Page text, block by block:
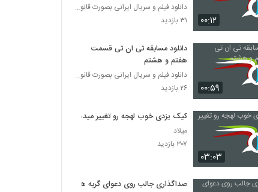
۰۰:۱۲
دانلود فیلم و سریال ایرانی بصورت قانونی
۳۱ بازدید
۰۰:۵۹
دانلود مسابقه تی ان تی قسمت
هفتم و هشتم
دانلود فیلم و سریال ایرانی بصورت قانونی
۲۶ بازدید
۰۳:۰۳
کیک یزدی خوب لهجه رو تغییر میده
میلاد
۳۰۷ بازدید
صداگذاری جالب روی دعوای گربه ها